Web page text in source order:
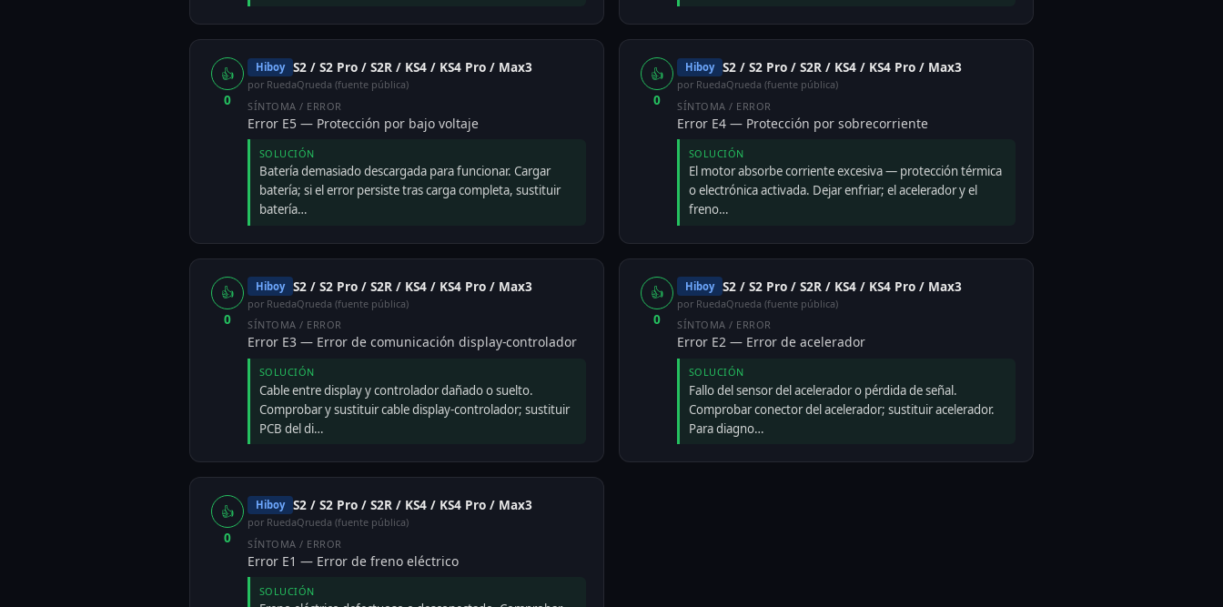
👍
0
Hiboy S2 / S2 Pro / S2R / KS4 / KS4 Pro / Max3
por RuedaQrueda (fuente pública)
SÍNTOMA / ERROR
Error E5 — Protección por bajo voltaje
SOLUCIÓN
Batería demasiado descargada para funcionar. Cargar
batería; si el error persiste tras carga completa, sustituir
batería…
👍
0
Hiboy S2 / S2 Pro / S2R / KS4 / KS4 Pro / Max3
por RuedaQrueda (fuente pública)
SÍNTOMA / ERROR
Error E4 — Protección por sobrecorriente
SOLUCIÓN
El motor absorbe corriente excesiva — protección térmica
o electrónica activada. Dejar enfriar; el acelerador y el
freno…
👍
0
Hiboy S2 / S2 Pro / S2R / KS4 / KS4 Pro / Max3
por RuedaQrueda (fuente pública)
SÍNTOMA / ERROR
Error E3 — Error de comunicación display-controlador
SOLUCIÓN
Cable entre display y controlador dañado o suelto.
Comprobar y sustituir cable display-controlador; sustituir
PCB del di…
👍
0
Hiboy S2 / S2 Pro / S2R / KS4 / KS4 Pro / Max3
por RuedaQrueda (fuente pública)
SÍNTOMA / ERROR
Error E2 — Error de acelerador
SOLUCIÓN
Fallo del sensor del acelerador o pérdida de señal.
Comprobar conector del acelerador; sustituir acelerador.
Para diagno…
👍
0
Hiboy S2 / S2 Pro / S2R / KS4 / KS4 Pro / Max3
por RuedaQrueda (fuente pública)
SÍNTOMA / ERROR
Error E1 — Error de freno eléctrico
SOLUCIÓN